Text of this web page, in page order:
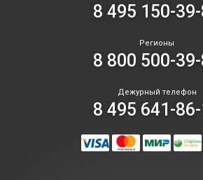
8 495 150-
Регионы
8 800 500-
Дежурный телефон
8 495 641-